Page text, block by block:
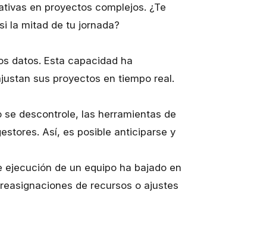
en proyectos complejos. ¿Te
la mitad de tu jornada?
datos. Esta capacidad ha
sus proyectos en tiempo real.
descontrole, las herramientas de
Así, es posible anticiparse y
ejecución de un equipo ha bajado en
de recursos o ajustes